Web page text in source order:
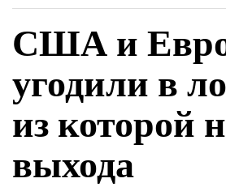
США и
угодили в
из которой
выхода